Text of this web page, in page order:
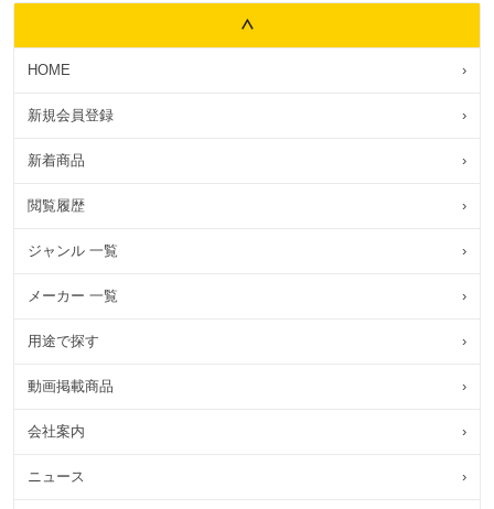
HOME ›
新規会員登録 ›
新着商品 ›
閲覧履歴 ›
ジャンル 一覧 ›
メーカー 一覧 ›
用途で探す ›
動画掲載商品 ›
会社案内 ›
ニュース ›